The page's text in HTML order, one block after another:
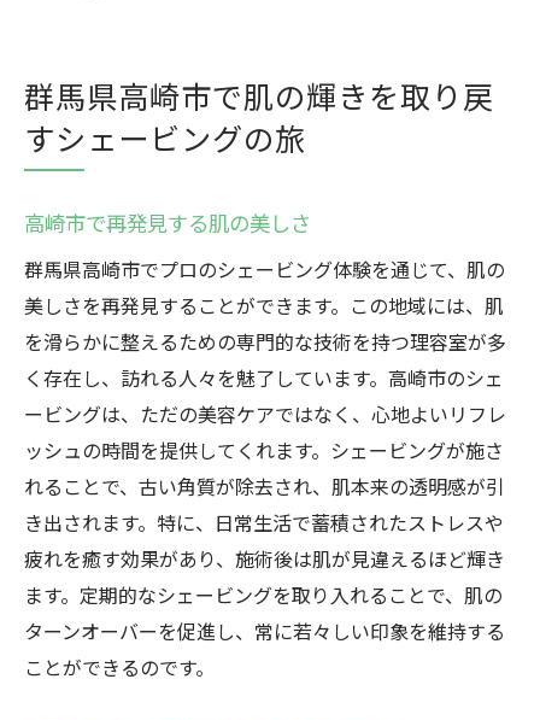
群馬県高崎市で肌の輝きを取り戻
すシェービングの旅
高崎市で再発見する肌の美しさ
群馬県高崎市でプロのシェービング体験を通じて、肌の
美しさを再発見することができます。この地域には、肌
を滑らかに整えるための専門的な技術を持つ理容室が多
く存在し、訪れる人々を魅了しています。高崎市のシェ
ービングは、ただの美容ケアではなく、心地よいリフレ
ッシュの時間を提供してくれます。シェービングが施さ
れることで、古い角質が除去され、肌本来の透明感が引
き出されます。特に、日常生活で蓄積されたストレスや
疲れを癒す効果があり、施術後は肌が見違えるほど輝き
ます。定期的なシェービングを取り入れることで、肌の
ターンオーバーを促進し、常に若々しい印象を維持する
ことができるのです。